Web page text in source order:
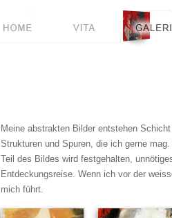
Meine abstrakten Bilder entstehen
Strukturen und Spuren, die ich gerne
Teil des Bildes wird festgehalten,
Entdeckungsreise. Wenn ich vor der
mich führt.